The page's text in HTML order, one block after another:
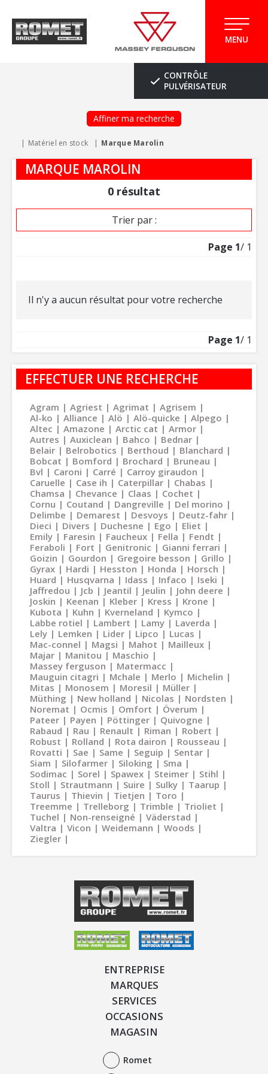
MENU
CONTRÔLE
PULVÉRISATEUR
Affiner ma recherche
Matériel en stock Marque Marolin
MARQUE MAROLIN
0 résultat
Trier par :
Page 1/ 1
Il n'y a aucun résultat pour votre recherche
Page 1/ 1
EFFECTUER UNE RECHERCHE
Agram Agriest Agrimat
Agrisem
Al-ko
Alliance Alö Alö-quicke
Alpego
Altec
Amazone Arctic cat
Armor
Autres
Auxiclean Bahco
Bednar
Belair
Belrobotics Berthoud
Blanchard
Bobcat
Bomford Brochard
Bruneau
Bvl
Caroni Carré
Carroy giraudon
Caruelle
Case ih Caterpillar
Chabas
Chamsa
Chevance Claas
Cochet
Cornu
Coutand Dangreville
Del morino
Delimbe
Demarest Desvoys
Deutz-fahr
Dieci
Divers Duchesne Ego
Eliet
Emily
Faresin Faucheux Fella
Fendt
Feraboli
Fort Genitronic
Gianni ferrari
Goizin
Gourdon Gregoire besson
Grillo
Gyrax
Hardi Hesston Honda
Horsch
Huard
Husqvarna Idass Infaco
Iseki
Jaffredou
Jcb Jeantil Jeulin
John deere
Joskin
Keenan Kleber Kress
Krone
Kubota
Kuhn Kverneland
Kymco
Labbe rotiel
Lambert Lamy
Laverda
Lely
Lemken Lider Lipco
Lucas
Mac-connel
Magsi Mahot
Mailleux
Majar
Manitou
Maschio
Massey ferguson
Matermacc
Mauguin citagri
Mchale Merlo
Michelin
Mitas
Monosem Moresil
Müller
Müthing
New holland Nicolas
Nordsten
Noremat
Ocmis Omfort
Överum
Pateer
Payen Pöttinger
Quivogne
Rabaud
Rau Renault Riman
Robert
Robust
Rolland Rota dairon
Rousseau
Rovatti
Sae Same Seguip
Sentar
Siam
Silofarmer Siloking
Sma
Sodimac
Sorel Spawex Steimer
Stihl
Stoll
Strautmann Suire Sulky
Taarup
Taurus
Thievin Tietjen
Toro
Treemme
Trelleborg Trimble
Trioliet
Tuchel
Non-renseigné
Väderstad
Valtra
Vicon Weidemann
Woods
Ziegler
ENTREPRISE
MARQUES
SERVICES
OCCASIONS
MAGASIN
Romet